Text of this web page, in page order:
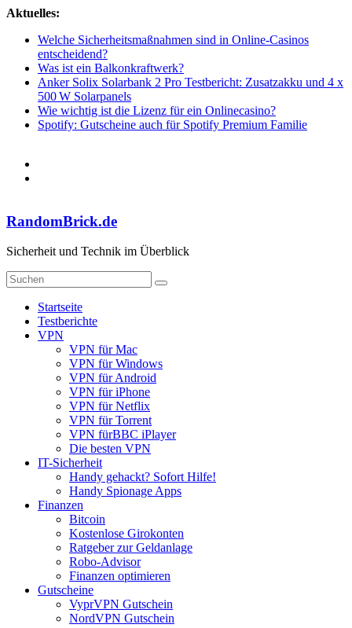
Zum
springen
Aktuelles:
Welche Sicherheitsmaßnahmen sind in Online-Casinos
entscheidend?
Was ist ein Balkonkraftwerk?
Anker Solix Solarbank 2 Pro Testbericht: Zusatzakku und 4 x
500 W Solarpanels
Wie wichtig ist die Lizenz für ein Onlinecasino?
Spotify: Gutscheine auch für Spotify Premium Familie
RandomBrick.de
Sicherheit und Technik im Überblick
Startseite
Testberichte
VPN
VPN für Mac
VPN für Windows
VPN für Android
VPN für iPhone
VPN für Netflix
VPN für Torrent
VPN fürBBC iPlayer
Die besten VPN
IT-Sicherheit
Handy gehackt? Sofort Hilfe!
Handy Spionage Apps
Finanzen
Bitcoin
Kostenlose Girokonten
Ratgeber zur Geldanlage
Robo-Advisor
Finanzen optimieren
Gutscheine
VyprVPN Gutschein
NordVPN Gutschein